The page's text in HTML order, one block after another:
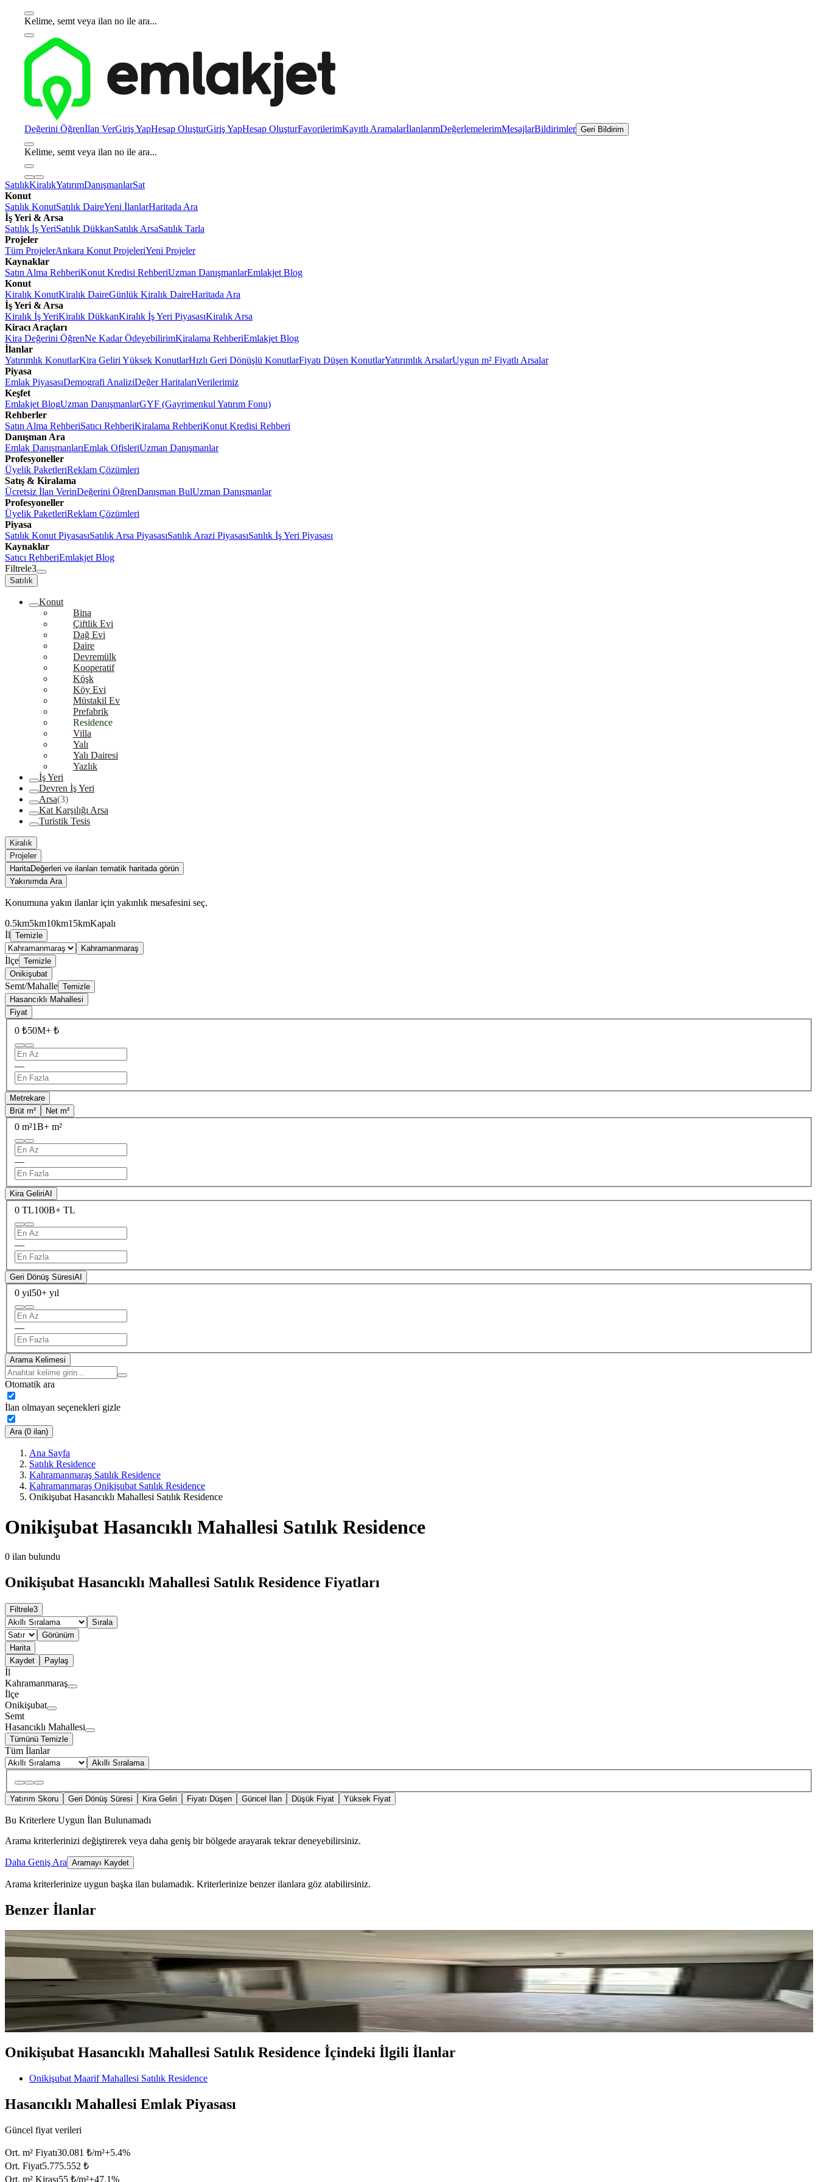
Kelime, semt veya ilan no ile ara...
Değerini Öğrenİlan VerGiriş YapHesap OluşturGiriş YapHesap OluşturFavorilerimKayıtlı AramalarİlanlarımDeğerlemelerimMesajlarBildirimler Geri Bildirim
Kelime, semt veya ilan no ile ara...
SatılıkKiralıkYatırımDanışmanlarSat
Konut
Satılık KonutSatılık DaireYeni İlanlarHaritada Ara
İş Yeri & Arsa
Satılık İş YeriSatılık DükkanSatılık ArsaSatılık Tarla
Projeler
Tüm ProjelerAnkara Konut ProjeleriYeni Projeler
Kaynaklar
Satın Alma RehberiKonut Kredisi RehberiUzman DanışmanlarEmlakjet Blog
Konut
Kiralık KonutKiralık DaireGünlük Kiralık DaireHaritada Ara
İş Yeri & Arsa
Kiralık İş YeriKiralık DükkanKiralık İş Yeri PiyasasıKiralık Arsa
Kiracı Araçları
Kira Değerini ÖğrenNe Kadar ÖdeyebilirimKiralama RehberiEmlakjet Blog
İlanlar
Yatırımlık KonutlarKira Geliri Yüksek KonutlarHızlı Geri Dönüşlü KonutlarFiyatı Düşen KonutlarYatırımlık ArsalarUygun m² Fiyatlı Arsalar
Piyasa
Emlak PiyasasıDemografi AnaliziDeğer HaritalarıVerilerimiz
Keşfet
Emlakjet BlogUzman DanışmanlarGYF (Gayrimenkul Yatırım Fonu)
Rehberler
Satın Alma RehberiSatıcı RehberiKiralama RehberiKonut Kredisi Rehberi
Danışman Ara
Emlak DanışmanlarıEmlak OfisleriUzman Danışmanlar
Profesyoneller
Üyelik PaketleriReklam Çözümleri
Satış & Kiralama
Ücretsiz İlan VerinDeğerini ÖğrenDanışman BulUzman Danışmanlar
Profesyoneller
Üyelik PaketleriReklam Çözümleri
Piyasa
Satılık Konut PiyasasıSatılık Arsa PiyasasıSatılık Arazi PiyasasıSatılık İş Yeri Piyasası
Kaynaklar
Satıcı RehberiEmlakjet Blog
Filtrele3
Satılık
Konut
Bina
Çiftlik Evi
Dağ Evi
Daire
Devremülk
Kooperatif
Köşk
Köy Evi
Müstakil Ev
Prefabrik
Residence
Villa
Yalı
Yalı Dairesi
Yazlık
İş Yeri
Devren İş Yeri
Arsa(3)
Kat Karşılığı Arsa
Turistik Tesis
Kiralık
Projeler
HaritaDeğerleri ve ilanları tematik haritada görün
Yakınımda Ara
Konumuna yakın ilanlar için yakınlık mesafesini seç.
0.5km5km10km15kmKapalı
İl Temizle
Kahramanmaraş
İlçe Temizle
Onikişubat
Semt/Mahalle Temizle
Hasancıklı Mahallesi
Fiyat
0 ₺50M+ ₺
—
Metrekare
Brüt m²
Net m²
0 m²1B+ m²
—
Kira GeliriAI
0 TL100B+ TL
—
Geri Dönüş SüresiAI
0 yıl50+ yıl
—
Arama Kelimesi
Otomatik ara
İlan olmayan seçenekleri gizle
Ara (0 ilan)
Ana Sayfa
Satılık Residence
Kahramanmaraş Satılık Residence
Kahramanmaraş Onikişubat Satılık Residence
Onikişubat Hasancıklı Mahallesi Satılık Residence
Onikişubat Hasancıklı Mahallesi Satılık Residence
0 ilan bulundu
Onikişubat Hasancıklı Mahallesi Satılık Residence Fiyatları
Filtrele3
Sırala
Görünüm
Harita
Kaydet
Paylaş
İl
Kahramanmaraş
İlçe
Onikişubat
Semt
Hasancıklı Mahallesi
Tümünü Temizle
Tüm İlanlar
Akıllı Sıralama
Yatırım Skoru Geri Dönüş Süresi Kira Geliri Fiyatı Düşen Güncel İlan Düşük Fiyat Yüksek Fiyat
Bu Kriterlere Uygun İlan Bulunamadı
Arama kriterlerinizi değiştirerek veya daha geniş bir bölgede arayarak tekrar deneyebilirsiniz.
Daha Geniş Ara Aramayı Kaydet
Arama kriterlerinize uygun başka ilan bulamadık. Kriterlerinize benzer ilanlara göz atabilirsiniz.
Benzer İlanlar
MANZARALI
%9 Sahibinden Kelepir Satılık Daire.acill
Onikişubat, Maarif Mahallesi
2+0·90 m²·9. Kat 10.04.2026
3.000.000 ₺ 3.300.000 ₺
Onikişubat Hasancıklı Mahallesi Satılık Residence İçindeki İlgili İlanlar
Onikişubat Maarif Mahallesi Satılık Residence
Hasancıklı Mahallesi Emlak Piyasası
Güncel fiyat verileri
Ort. m² Fiyatı30.081 ₺/m²+5.4%
Ort. Fiyat5.775.552 ₺
Ort. m² Kirası55 ₺/m²+47.1%